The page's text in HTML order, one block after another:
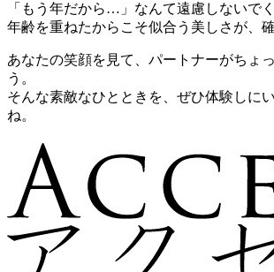
「もう年だから…」なんて遠慮しないでく
年齢を重ねたからこそ似合う美しさが、
あなたの笑顔を見て、パートナーがちょ
う。
そんな素敵なひとときを、ぜひ体験しに
ね。